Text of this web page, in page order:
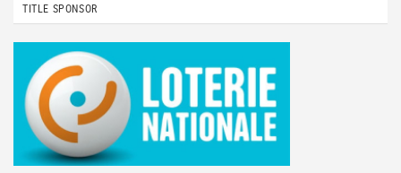
TITLE SPONSOR